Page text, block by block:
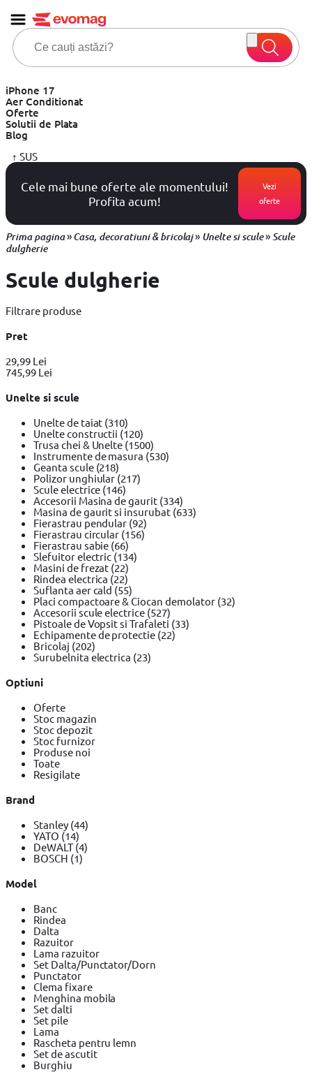
iPhone 17
Aer Conditionat
Oferte
Solutii de Plata
Blog
↑ SUS
Cele mai bune oferte ale momentului!
Profita acum!
Vezi
oferte
Prima pagina»Casa, decoratiuni & bricolaj» Unelte si scule»Scule
dulgherie
Scule dulgherie
Filtrare produse
Pret
29,99 Lei
745,99 Lei
Unelte si scule
Unelte de taiat (310)
Unelte constructii (120)
Trusa chei & Unelte(1500)
Instrumente de masura (530)
Geanta scule (218)
Polizor unghiular(217)
Scule electrice (146)
Accesorii Masina de gaurit (334)
Masina de gaurit si insurubat (633)
Fierastrau pendular (92)
Fierastrau circular (156)
Fierastrau sabie (66)
Slefuitor electric(134)
Masini de frezat (22)
Rindea electrica (22)
Suflanta aer cald(55)
Placi compactoare & Ciocan demolator (32)
Accesorii scule electrice (527)
Pistoale de Vopsit si Trafaleti (33)
Echipamente de protectie (22)
Bricolaj (202)
Surubelnita electrica (23)
Optiuni
Oferte
Stoc magazin
Stoc depozit
Stoc furnizor
Produse noi
Toate
Resigilate
Brand
Stanley (44)
YATO (14)
DeWALT(4)
BOSCH (1)
Model
Banc
Rindea
Dalta
Razuitor
Lama razuitor
Set Dalta/Punctator/Dorn
Punctator
Clema fixare
Menghina mobila
Set dalti
Set pile
Lama
Rascheta pentru lemn
Set de ascutit
Burghiu